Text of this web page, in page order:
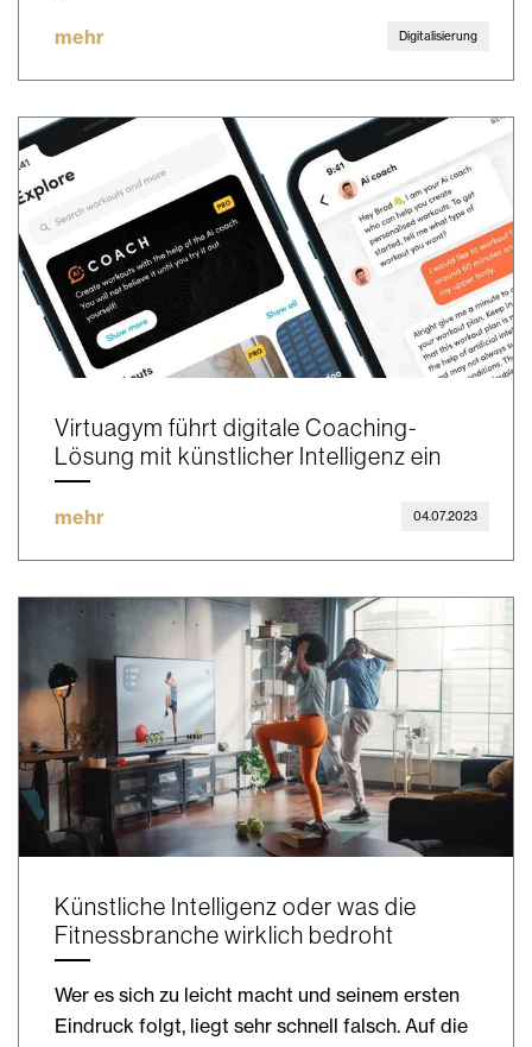
mehr Digitalisierung
Virtuagym führt digitale Coaching-
Lösung mit künstlicher Intelligenz ein
mehr 04.07.2023
Künstliche Intelligenz oder was die
Fitnessbranche wirklich bedroht
Wer es sich zu leicht macht und seinem ersten
Eindruck folgt, liegt sehr schnell falsch. Auf die